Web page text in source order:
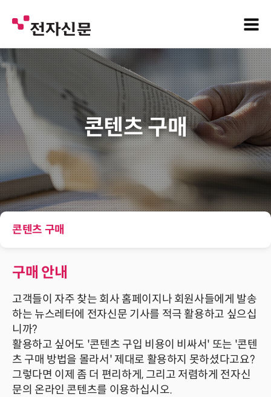
콘텐츠 구매
콘텐츠 구매
구매 안내
고객들이 자주 찾는 회사 홈페이지나 회원사들에게 발송
하는 뉴스레터에 전자신문 기사를 적극 활용하고 싶으십
니까?
활용하고 싶어도 '콘텐츠 구입 비용이 비싸서' 또는 '콘텐
츠 구매 방법을 몰라서' 제대로 활용하지 못하셨다고요?
그렇다면 이제 좀 더 편리하게, 그리고 저렴하게 전자신
문의 온라인 콘텐츠를 이용하십시오.